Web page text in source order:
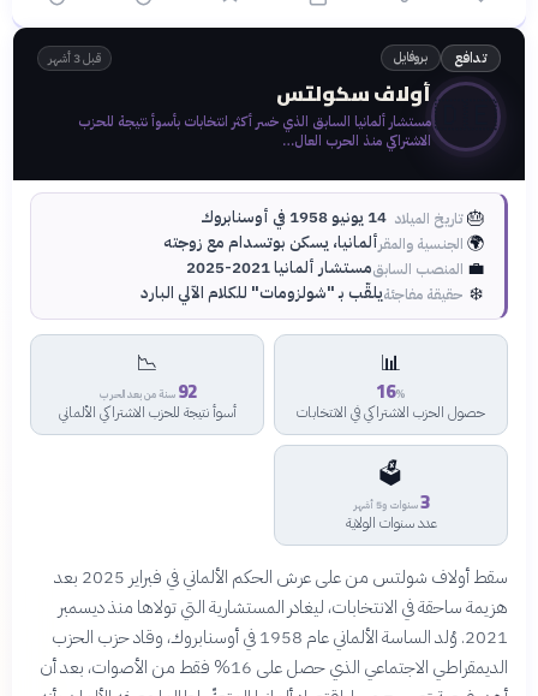
تدافع بروفايل قبل 3 أشهر
🇩🇪أولاف سكولتس
مستشار ألمانيا السابق الذي خسر أكثر انتخابات بأسوأ نتيجة للحزب
الاشتراكي منذ الحرب العال…
🎂تاريخ الميلاد 14 يونيو 1958 في أوسنابروك
🌍 الجنسية والمقرألمانيا، يسكن بوتسدام مع زوجته
💼 المنصب السابقمستشار ألمانيا 2021-2025
❄️ حقيقة مفاجئةيلقّب بـ "شولزومات" للكلام الآلي البارد
📊
16%
حصول الحزب الاشتراكي في الانتخابات
📉
92 سنة من بعد الحرب
أسوأ نتيجة للحزب الاشتراكي الألماني
🗳️
3سنوات و5 أشهر
عدد سنوات الولاية
سقط أولاف شولتس من على عرش الحكم الألماني في فبراير 2025 بعد
هزيمة ساحقة في الانتخابات، ليغادر المستشارية التي تولاها منذ ديسمبر
2021. وُلد الساسة الألماني عام 1958 في أوسنابروك، وقاد حزب الحزب
الديمقراطي الاجتماعي الذي حصل على 16% فقط من الأصوات، بعد أن